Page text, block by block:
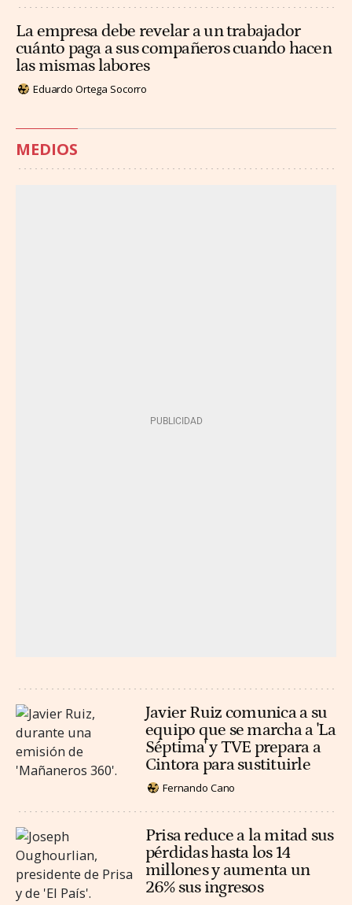
La empresa debe revelar a un trabajador
cuánto paga a sus compañeros cuando hacen
las mismas labores
Eduardo Ortega Socorro
MEDIOS
Javier Ruiz comunica a su
equipo que se marcha a 'La
Séptima' y TVE prepara a
Cintora para sustituirle
Fernando Cano
Prisa reduce a la mitad sus
pérdidas hasta los 14
millones y aumenta un
26% sus ingresos